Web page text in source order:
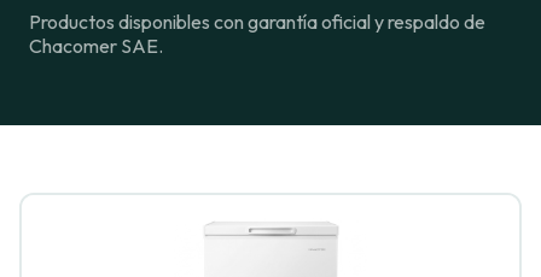
Productos disponibles con garantía oficial y respaldo de
Chacomer SAE.